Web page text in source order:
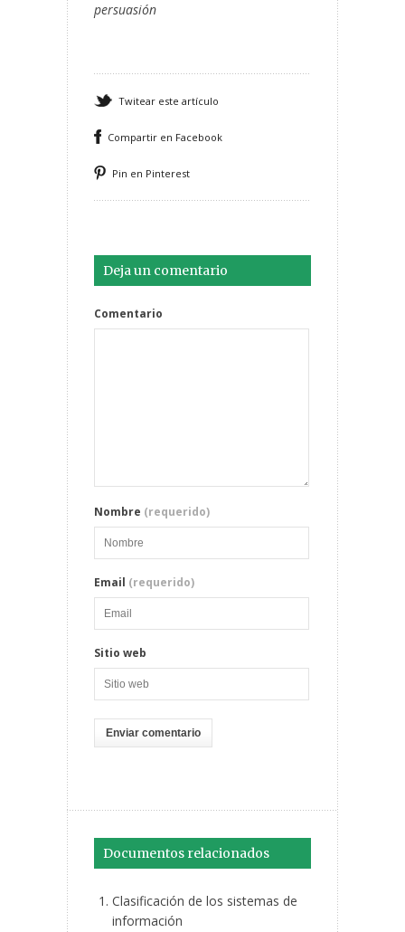
persuasión
Twitear este artículo
Compartir en Facebook
Pin en Pinterest
Deja un comentario
Comentario
Nombre (requerido)
Email (requerido)
Sitio web
Documentos relacionados
Clasificación de los sistemas de
información